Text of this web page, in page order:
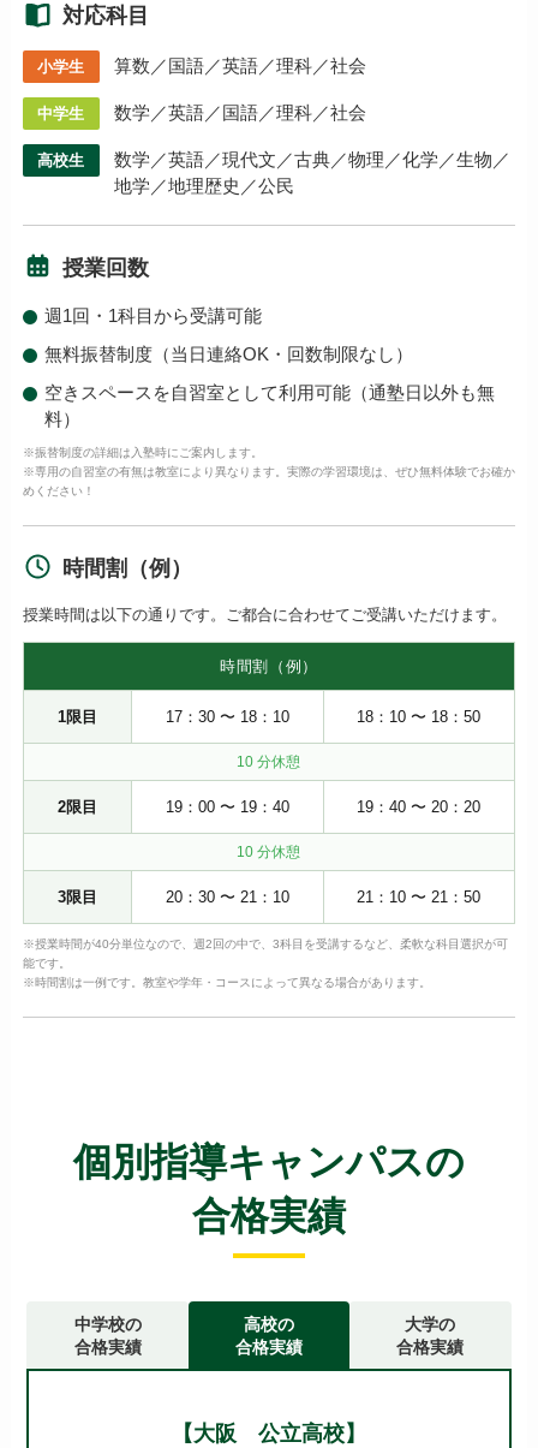
対応科目
小学生 算数／国語／英語／理科／社会
中学生 数学／英語／国語／理科／社会
高校生
数学／英語／現代文／古典／物理／化学／生物／
地学／地理歴史／公民
授業回数
週1回・1科目から受講可能
無料振替制度（当日連絡OK・回数制限なし）
空きスペースを自習室として利用可能（通塾日以外も無
料）
※振替制度の詳細は入塾時にご案内します。
※専用の自習室の有無は教室により異なります。実際の学習環境は、ぜひ無料体験でお確か
めください！
時間割（例）
授業時間は以下の通りです。ご都合に合わせてご受講いただけます。
時間割（例）
1限目 17：30 〜 18：10 18：10 〜 18：50
10 分休憩
2限目 19：00 〜 19：40 19：40 〜 20：20
10 分休憩
3限目 20：30 〜 21：10 21：10 〜 21：50
※授業時間が40分単位なので、週2回の中で、3科目を受講するなど、柔軟な科目選択が可
能です。
※時間割は一例です。教室や学年・コースによって異なる場合があります。
個別指導キャンパスの
合格実績
中学校の
合格実績
高校の
合格実績
大学の
合格実績
【大阪 公立高校】